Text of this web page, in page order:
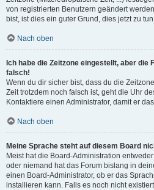
von registrierten Benutzern geändert
bist, ist dies ein guter Grund, dies jetzt zu
Nach oben
Ich habe die Zeitzone eingestellt, aber die
falsch!
Wenn du dir sicher bist, dass du die
Zeit trotzdem noch falsch ist, geht die Uhr
Kontaktiere einen Administrator, damit er
Nach oben
Meine Sprache steht auf diesem Board
Meist hat die Board-Administration
oder niemand hat das Forum bislang in
einen Board-Administrator, ob er das
installieren kann. Falls es noch nicht